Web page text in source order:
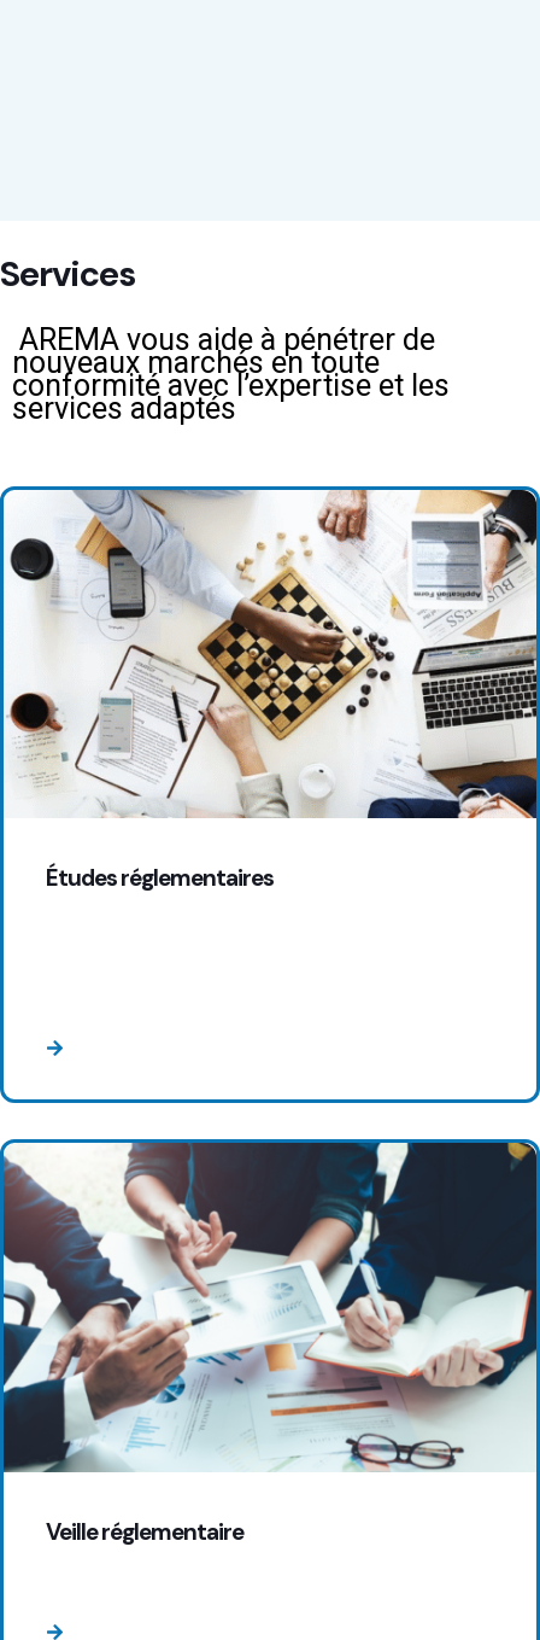
Services
AREMA vous aide à pénétrer de
nouveaux marchés en toute
conformité avec l’expertise et les
services adaptés
Études réglementaires
Veille réglementaire